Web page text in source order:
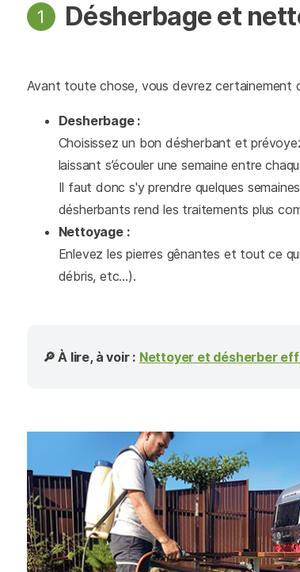
Désherbage et
Avant toute chose, vous devrez
Desherbage :
Choisissez un bon désherbant et
laissant s’écouler une semaine entre
Il faut donc s'y prendre quelques
désherbants rend les traitements plus
Nettoyage :
Enlevez les pierres gênantes et tout ce
débris, etc...).
🔎 À lire, à voir : Nettoyer et désherber